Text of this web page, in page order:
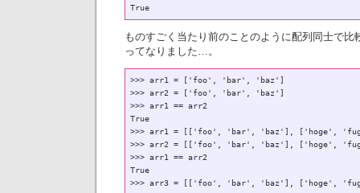
ものすごく当たり前のことのように配列同士で比
ってなりました…。
>>> arr1 = ['foo', 'bar', 'baz']
>>> arr2 = ['foo', 'bar', 'baz']
>>> arr1 == arr2
True
>>> arr1 = [['foo', 'bar', 'baz'], ['hoge',
>>> arr2 = [['foo', 'bar', 'baz'], ['hoge',
>>> arr1 == arr2
True
>>> arr3 = [['foo', 'bar', 'baz'], ['hoge', 'fuga',